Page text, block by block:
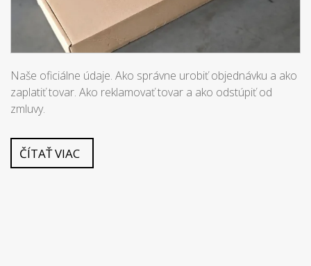
Naše oficiálne údaje. Ako správne urobiť objednávku a ako
zaplatiť tovar. Ako reklamovať tovar a ako odstúpiť od
zmluvy.
ČÍTAŤ VIAC